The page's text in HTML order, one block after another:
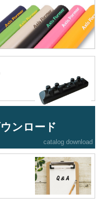
ンロード
catalog download